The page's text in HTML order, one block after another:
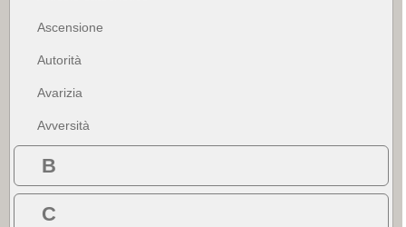
Ascensione
Autorità
Avarizia
Avversità
B
C